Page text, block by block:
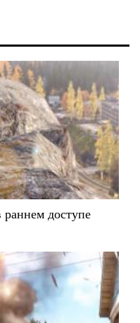
раннем доступе